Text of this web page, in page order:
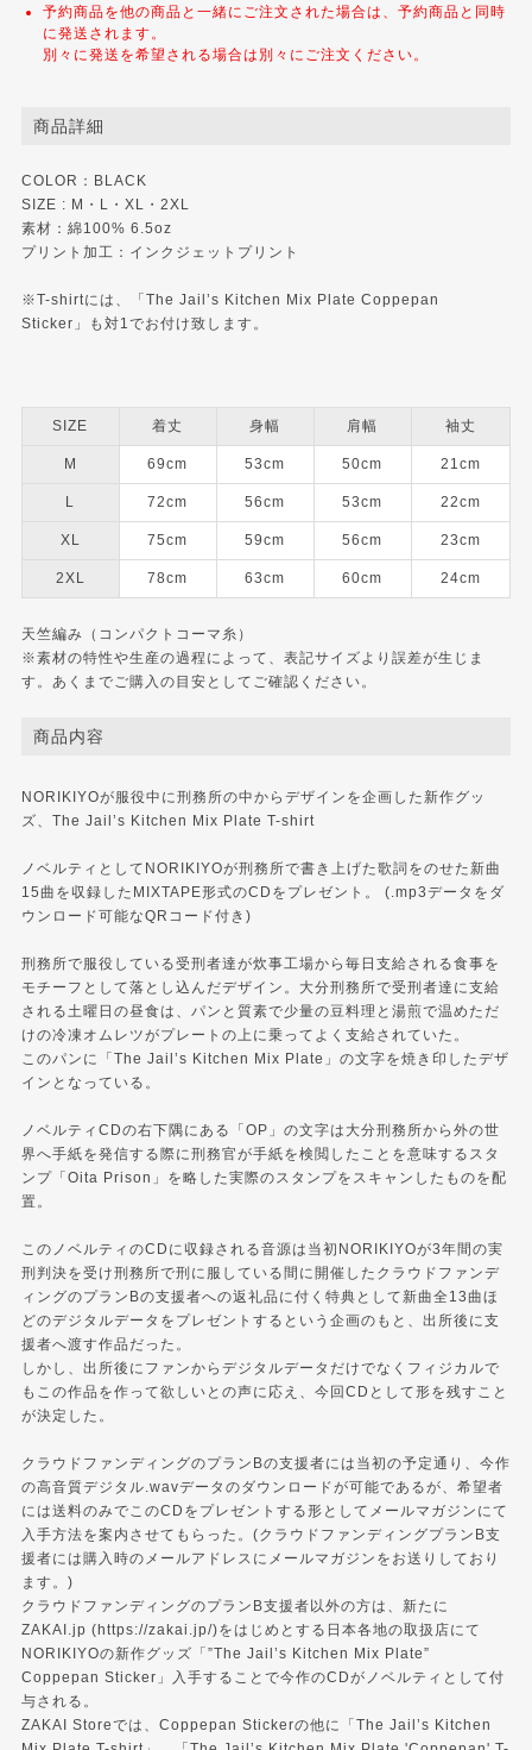
予約商品を他の商品と一緒にご注文された場合は、予約商品と同時
に発送されます。
別々に発送を希望される場合は別々にご注文ください。
商品詳細
COLOR：BLACK
SIZE : M・L・XL・2XL
素材：綿100% 6.5oz
プリント加工：インクジェットプリント
※T-shirtには、「The Jail’s Kitchen Mix Plate Coppepan
Sticker」も対1でお付け致します。
SIZE 着丈 身幅 肩幅 袖丈
M 69cm 53cm 50cm 21cm
L 72cm 56cm 53cm 22cm
XL 75cm 59cm 56cm 23cm
2XL 78cm 63cm 60cm 24cm
天竺編み（コンパクトコーマ糸）
※素材の特性や生産の過程によって、表記サイズより誤差が生じま
す。あくまでご購入の目安としてご確認ください。
商品内容
NORIKIYOが服役中に刑務所の中からデザインを企画した新作グッ
ズ、The Jail’s Kitchen Mix Plate T-shirt
ノベルティとしてNORIKIYOが刑務所で書き上げた歌詞をのせた新曲
15曲を収録したMIXTAPE形式のCDをプレゼント。 (.mp3データをダ
ウンロード可能なQRコード付き)
刑務所で服役している受刑者達が炊事工場から毎日支給される食事を
モチーフとして落とし込んだデザイン。大分刑務所で受刑者達に支給
される土曜日の昼食は、パンと質素で少量の豆料理と湯煎で温めただ
けの冷凍オムレツがプレートの上に乗ってよく支給されていた。
このパンに「The Jail’s Kitchen Mix Plate」の文字を焼き印したデザ
インとなっている。
ノベルティCDの右下隅にある「OP」の文字は大分刑務所から外の世
界へ手紙を発信する際に刑務官が手紙を検閲したことを意味するスタ
ンプ「Oita Prison」を略した実際のスタンプをスキャンしたものを配
置。
このノベルティのCDに収録される音源は当初NORIKIYOが3年間の実
刑判決を受け刑務所で刑に服している間に開催したクラウドファンデ
ィングのプランBの支援者への返礼品に付く特典として新曲全13曲ほ
どのデジタルデータをプレゼントするという企画のもと、出所後に支
援者へ渡す作品だった。
しかし、出所後にファンからデジタルデータだけでなくフィジカルで
もこの作品を作って欲しいとの声に応え、今回CDとして形を残すこと
が決定した。
クラウドファンディングのプランBの支援者には当初の予定通り、今作
の高音質デジタル.wavデータのダウンロードが可能であるが、希望者
には送料のみでこのCDをプレゼントする形としてメールマガジンにて
入手方法を案内させてもらった。(クラウドファンディングプランB支
援者には購入時のメールアドレスにメールマガジンをお送りしており
ます。)
クラウドファンディングのプランB支援者以外の方は、新たに
ZAKAI.jp (https://zakai.jp/)をはじめとする日本各地の取扱店にて
NORIKIYOの新作グッズ「”The Jail’s Kitchen Mix Plate”
Coppepan Sticker」入手することで今作のCDがノベルティとして付
与される。
ZAKAI Storeでは、Coppepan Stickerの他に「The Jail’s Kitchen